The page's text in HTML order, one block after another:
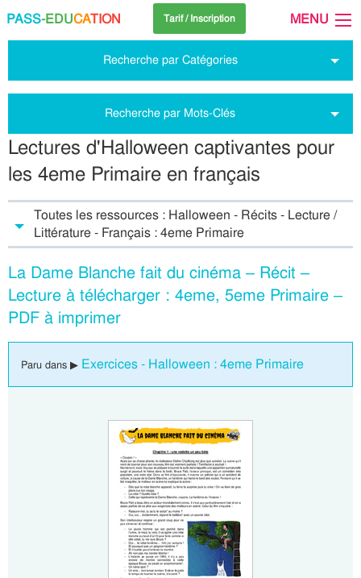
PASS-EDUCATION Tarif / Inscription MENU
Recherche par Catégories
Recherche par Mots-Clés
Lectures d'Halloween captivantes pour
les 4eme Primaire en français
Toutes les ressources : Halloween - Récits - Lecture /
Littérature - Français : 4eme Primaire
La Dame Blanche fait du cinéma – Récit –
Lecture à télécharger : 4eme, 5eme Primaire –
PDF à imprimer
Paru dans ▶ Exercices - Halloween : 4eme Primaire